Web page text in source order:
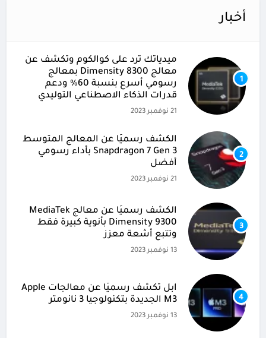
أخبار
1
ميدياتك ترد على كوالكوم وتكشف عن
معالج Dimensity 8300 بمعالج
رسومي أسرع بنسبة 60% ودعم
قدرات الذكاء الاصطناعي التوليدي
21 نوفمبر 2023
2
الكشف رسميًا عن المعالج المتوسط
Snapdragon 7 Gen 3 بأداء رسومي
أفضل
21 نوفمبر 2023
3
الكشف رسميًا عن معالج MediaTek
Dimensity 9300 بأنوية كبيرة فقط
وتتبع أشعة معزز
13 نوفمبر 2023
4
آبل تكشف رسميًا عن معالجات Apple
M3 الجديدة بتكنولوجيا 3 نانومتر
13 نوفمبر 2023